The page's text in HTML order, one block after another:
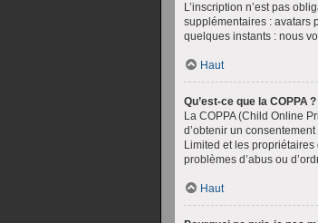
L’inscription n’est pas
supplémentaires : avatars
quelques instants : nous
Haut
Qu’est-ce que la COPPA ?
La COPPA (Child Online
d’obtenir un
Limited et les
problèmes d’abus ou
Haut